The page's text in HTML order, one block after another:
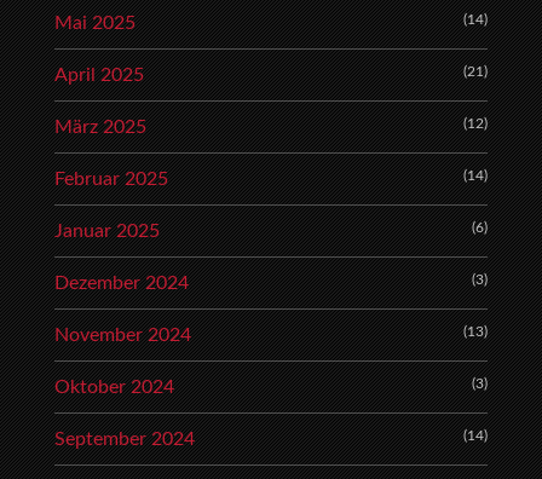
Mai 2025 (14)
April 2025 (21)
März 2025 (12)
Februar 2025 (14)
Januar 2025 (6)
Dezember 2024 (3)
November 2024 (13)
Oktober 2024 (3)
September 2024 (14)